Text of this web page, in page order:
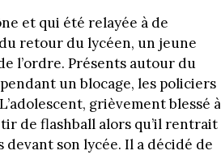
et qui été relayée à de
retour du lycéen, un jeune
l’ordre. Présents autour du
un blocage, les policiers
grièvement blessé à
de flashball alors qu’il rentrait
son lycée. Il a décidé de